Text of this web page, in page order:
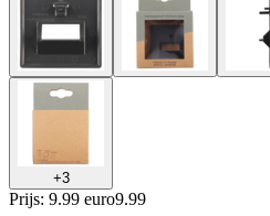
+3
Prijs: 9.99 euro9.99